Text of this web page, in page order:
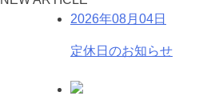
2026年08月04日
定休日のお知らせ